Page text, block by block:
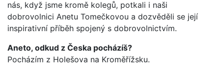
nás, když jsme kromě kolegů, potkali i naši
dobrovolnici Anetu Tomečkovou a dozvěděli se její
inspirativní příběh spojený s dobrovolnictvím.
Aneto, odkud z Česka pocházíš?
Pocházím z Holešova na Kroměřížsku.